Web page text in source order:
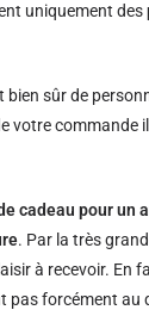
uniquement des
sûr de
votre commande
cadeau pour un
. Par la très
à recevoir. En
pas forcément au